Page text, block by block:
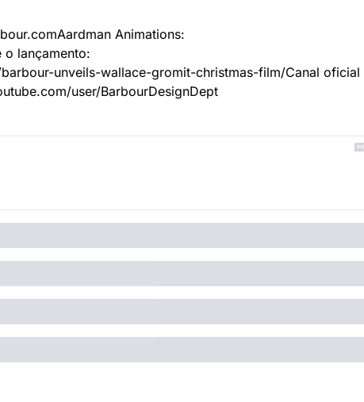
Aardman Animations:
o lançamento:
unveils-wallace-gromit-christmas-film/Canal oficial
user/BarbourDesignDept